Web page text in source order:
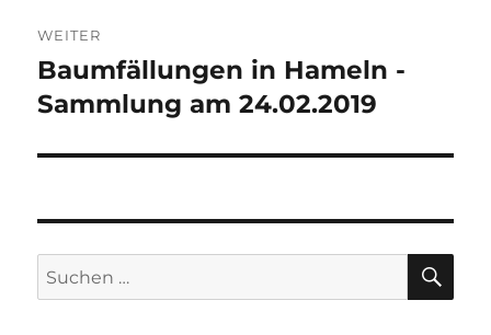
WEITER
Nächster
Beitrag:
Baumfällungen in Hameln -
Sammlung am 24.02.2019
Suchen
nach: